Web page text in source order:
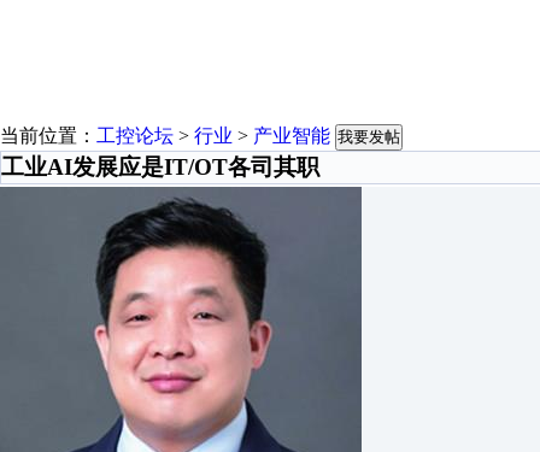
当前位置： 工控论坛 > 行业 > 产业智能 我要发帖
工业AI发展应是IT/OT各司其职